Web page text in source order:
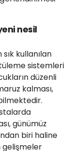
nesil
kullanılan
sistemleri
düzenli
kalması,
günümüz
biri haline
gelişmeler